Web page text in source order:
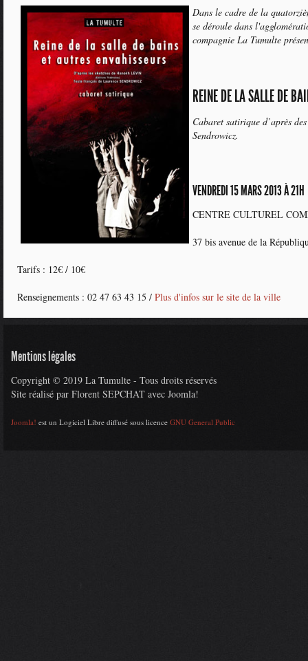
Dans le cadre de la
se déroule dans
compagnie La Tumulte
REINE DE LA SALLE DE
Cabaret satirique d’après
Sendrowicz.
VENDREDI 15 MARS 2013 À 21H
CENTRE CULTUREL
37 bis avenue de la
Tarifs : 12€ / 10€
Renseignements : 02 47 63 43 15 / Plus d'infos sur le site de la ville
Mentions légales
Copyright © 2019 La Tumulte - Tous droits réservés
Site réalisé par Florent SEPCHAT avec Joomla!
Joomla! est un Logiciel Libre diffusé sous licence GNU General Public